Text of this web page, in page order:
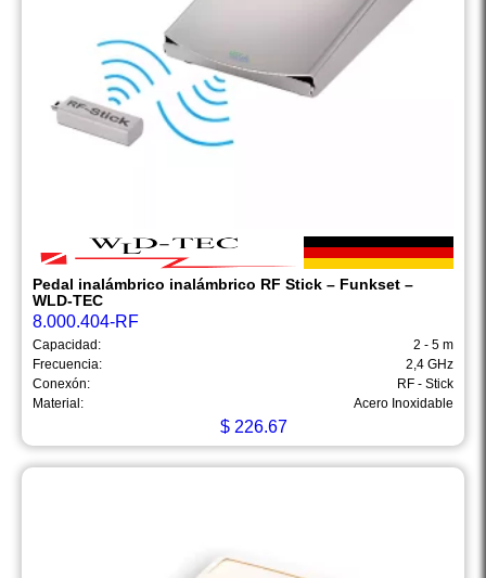
Pedal inalámbrico inalámbrico RF Stick – Funkset –
WLD-TEC
8.000.404-RF
Capacidad:
2 - 5 m
Frecuencia:
2,4 GHz
Conexón:
RF - Stick
Material:
Acero Inoxidable
$ 226.67